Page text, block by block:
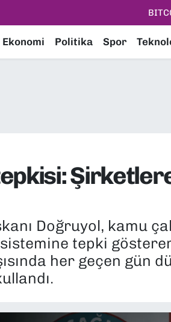
Ekonomi Politika Spor
Doğruyol, kamu
tepki
her geçen gün